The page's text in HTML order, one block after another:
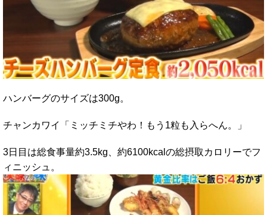
ハンバーグのサイズは300g。
チャンカワイ「ミッチミチやわ！もう1粒も入らへん。」
3日目は総食事量約3.5kg、約6100kcalの総摂取カロリーでフ
ィニッシュ。